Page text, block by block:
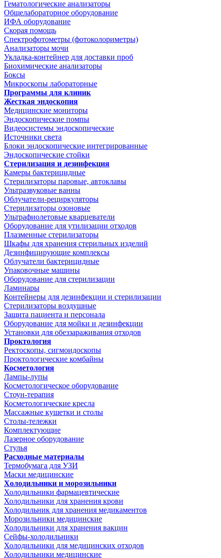
Гематологические анализаторы
Общелабораторное оборудование
ИФА оборудование
Скорая помощь
Спектрофотометры (фотоколориметры)
Анализаторы мочи
Укладка-контейнер для доставки проб
Биохимические анализаторы
Боксы
Микроскопы лабораторные
Программы для клиник
Жесткая эндоскопия
Медицинские мониторы
Эндоскопические помпы
Видеосистемы эндоскопические
Источники света
Блоки эндоскопические интегрированные
Эндоскопические стойки
Стерилизация и дезинфекция
Камеры бактерицидные
Стерилизаторы паровые, автоклавы
Ультразвуковые ванны
Облучатели-рециркуляторы
Стерилизаторы озоновые
Ультрафиолетовые кварцеватели
Оборудование для утилизации отходов
Плазменные стерилизаторы
Шкафы для хранения стерильных изделий
Дезинфицирующие комплексы
Облучатели бактерицидные
Упаковочные машины
Оборудование для стерилизации
Ламинары
Контейнеры для дезинфекции и стерилизации
Стерилизаторы воздушные
Защита пациента и персонала
Оборудование для мойки и дезинфекции
Установки для обеззараживания отходов
Проктология
Ректоскопы, сигмоидоскопы
Проктологические комбайны
Косметология
Лампы-лупы
Косметологическое оборудование
Стоун-терапия
Косметологические кресла
Массажные кушетки и столы
Столы-тележки
Комплектующие
Лазерное оборудование
Стулья
Расходные материалы
Термобумага для УЗИ
Маски медицинские
Холодильники и морозильники
Холодильники фармацевтические
Холодильники для хранения крови
Холодильник для хранения медикаментов
Морозильники медицинские
Холодильники для хранения вакцин
Сейфы-холодильники
Холодильники для медицинских отходов
Холодильники медицинские